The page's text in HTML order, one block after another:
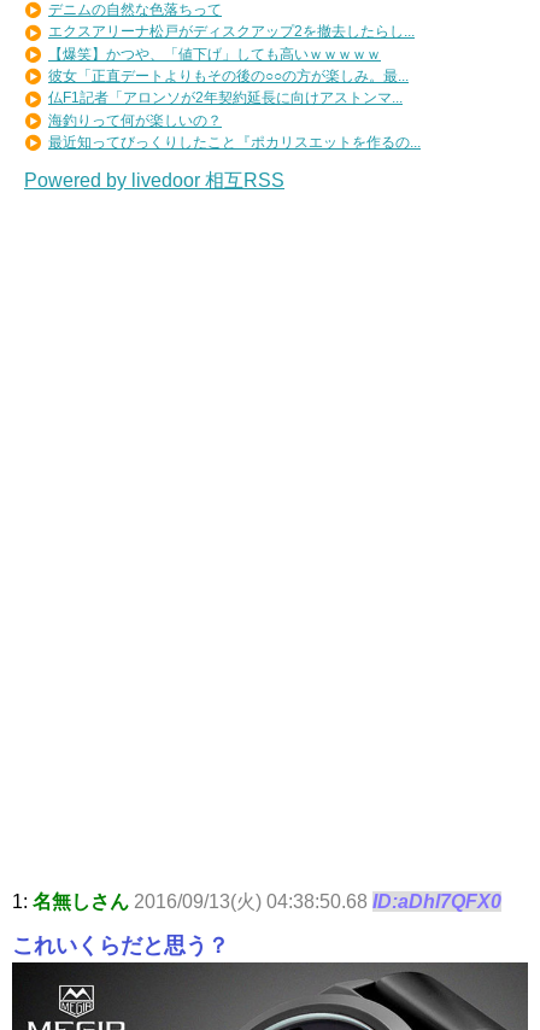
デニムの自然な色落ちって
エクスアリーナ松戸がディスクアップ2を撤去したらし...
【爆笑】かつや、「値下げ」しても高いｗｗｗｗｗ
彼女「正直デートよりもその後の○○の方が楽しみ。最...
仏F1記者「アロンソが2年契約延長に向けアストンマ...
海釣りって何が楽しいの？
最近知ってびっくりしたこと『ポカリスエットを作るの...
Powered by livedoor 相互RSS
1: 名無しさん 2016/09/13(火) 04:38:50.68 ID:aDhl7QFX0
これいくらだと思う？